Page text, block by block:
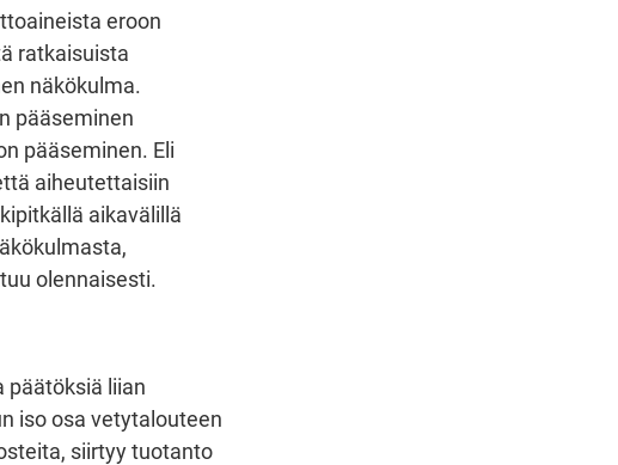
eroon
ratkaisuista
näkökulma.
pääseminen
pääseminen. Eli
aiheutettaisiin
aikavälillä
olennaisesti.
päätöksiä liian
iso osa vetytalouteen
siirtyy tuotanto